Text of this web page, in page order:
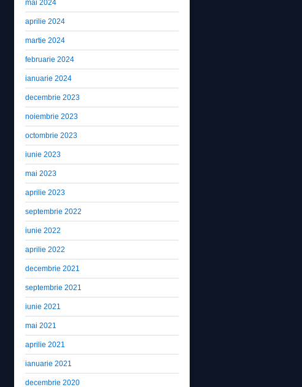
mai 2024
aprilie 2024
martie 2024
februarie 2024
ianuarie 2024
decembrie 2023
noiembrie 2023
octombrie 2023
iunie 2023
mai 2023
aprilie 2023
septembrie 2022
iunie 2022
aprilie 2022
decembrie 2021
septembrie 2021
iunie 2021
mai 2021
aprilie 2021
ianuarie 2021
decembrie 2020